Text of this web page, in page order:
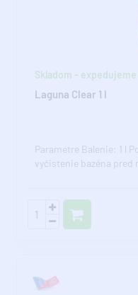
Skladom - expedujeme
Laguna Clear 1 l
Parametre Balenie: 1 l
vyčistenie bazéna pred